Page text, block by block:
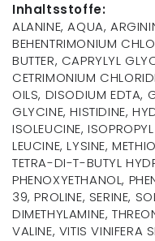
Inhaltsstoffe:
ALANINE, AQUA,
BEHENTRIMONIUM
BUTTER, CAPRYLYL
CETRIMONIUM
OILS, DISODIUM EDTA,
GLYCINE, HISTIDINE,
ISOLEUCINE,
LEUCINE, LYSINE,
TETRA-DI-T-BUTYL
PHENOXYETHANOL,
39, PROLINE, SERINE,
DIMETHYLAMINE,
VALINE, VITIS VINIFERA